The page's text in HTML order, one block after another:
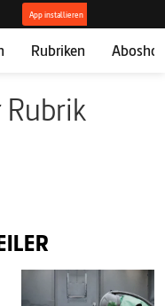
Rubriken